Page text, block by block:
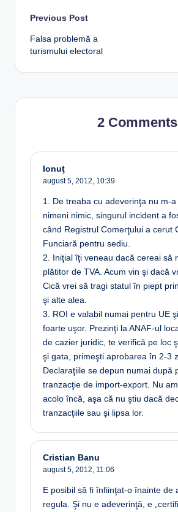
Post
navigation
Previous Post
Falsa problemă a
turismului electoral
2 Comments
Ionuţ
august 5, 2012, 10:39
1. De treaba cu adeverinţa nu m-
nimeni nimic, singurul incident a
când Registrul Comerţului a cerut
Funciară pentru sediu.
2. Iniţial îţi veneau dacă cereai să
plătitor de TVA. Acum vin şi dacă
Cică vrei să tragi statul în piept
şi alte alea.
3. ROI e valabil numai pentru UE
foarte uşor. Prezinţi la ANAF-ul
de cazier juridic, te verifică pe loc
şi gata, primeşti aprobarea în 2-3
Declaraţiile se depun numai după
tranzacţie de import-export. Nu
acolo încă, aşa că nu ştiu dacă
tranzacţiile sau şi lipsa lor.
Cristian Banu
august 5, 2012, 11:06
E posibil să fi înfiinţat-o înainte de
regula. Şi nu e adeverinţă, e